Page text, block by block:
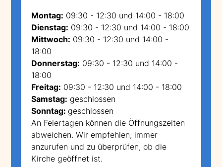
Montag: 09:30 - 12:30 und 14:00 - 18:00
Dienstag: 09:30 - 12:30 und 14:00 - 18:00
Mittwoch: 09:30 - 12:30 und 14:00 -
18:00
Donnerstag: 09:30 - 12:30 und 14:00 -
18:00
Freitag: 09:30 - 12:30 und 14:00 - 18:00
Samstag: geschlossen
Sonntag: geschlossen
An Feiertagen können die Öffnungszeiten
abweichen. Wir empfehlen, immer
anzurufen und zu überprüfen, ob die
Kirche geöffnet ist.